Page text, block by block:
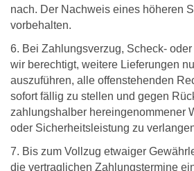
nach. Der Nachweis eines höheren
vorbehalten.
6. Bei Zahlungsverzug, Scheck-
wir berechtigt, weitere Lieferungen
auszuführen, alle offenstehenden
sofort fällig zu stellen und gegen
zahlungshalber hereingenommener
oder Sicherheitsleistung zu
7. Bis zum Vollzug etwaiger
die vertraglichen Zahlungstermine